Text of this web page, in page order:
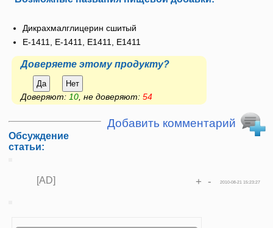
Дикрахмалглицерин сшитый
E-1411, Е-1411, Е1411, E1411
Доверяете этому продукту?
Да Нет
Доверяют: 10 , не доверяют: 54
Добавить комментарий
Обсуждение
статьи:
[AD] 2010-08-21 15:23:27
+ -